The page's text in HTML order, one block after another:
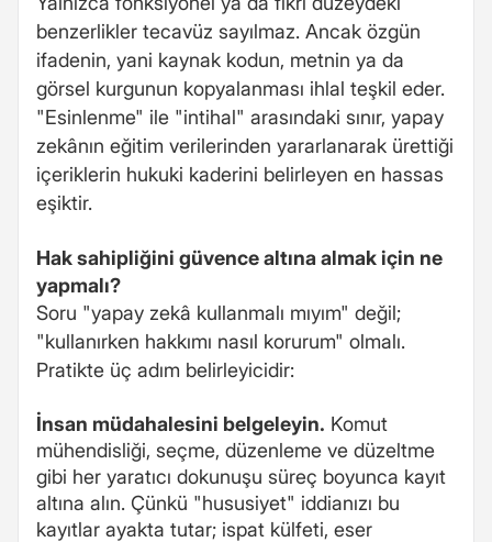
benzerlikler tecavüz sayılmaz. Ancak özgün
ifadenin, yani kaynak kodun, metnin ya da
görsel kurgunun kopyalanması ihlal teşkil eder.
"Esinlenme" ile "intihal" arasındaki sınır, yapay
zekânın eğitim verilerinden yararlanarak ürettiği
içeriklerin hukuki kaderini belirleyen en hassas
eşiktir.
Hak sahipliğini güvence altına almak için ne
yapmalı?
Soru "yapay zekâ kullanmalı mıyım" değil;
"kullanırken hakkımı nasıl korurum" olmalı.
Pratikte üç adım belirleyicidir:
İnsan müdahalesini belgeleyin. Komut
mühendisliği, seçme, düzenleme ve düzeltme
gibi her yaratıcı dokunuşu süreç boyunca kayıt
altına alın. Çünkü "hususiyet" iddianızı bu
kayıtlar ayakta tutar; ispat külfeti, eser